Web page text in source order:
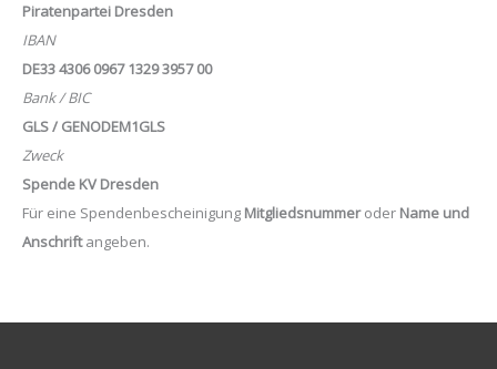
Piratenpartei Dresden
IBAN
DE33 4306 0967 1329 3957 00
Bank / BIC
GLS / GENODEM1GLS
Zweck
Spende KV Dresden
Für eine Spendenbescheinigung Mitgliedsnummeroder Name und
Anschriftangeben.